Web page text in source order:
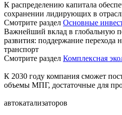
К распределению капитала
сохранении лидирующих в
Смотрите раздел Основные
Важнейший вклад в глобальную
развития: поддержание перехода
транспорт
Смотрите раздел Комплексная
К 2030 году компания сможет
объемы МПГ, достаточные для
автокатализаторов